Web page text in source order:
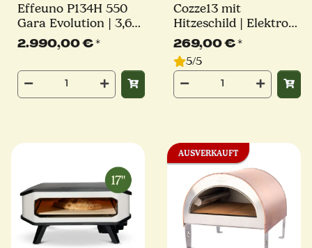
Effeuno P134H 550
Gara Evolution | 3,6
kW | inkl. 1x Effeuno
Stein und 1x Saputo
Biscotto | Elektro
Pizzaofen
2.990,00 €*
Cozze13 mit
Hitzeschild | Elektro
Pizzaofen | Millarco
269,00 €*
5/5
AUSVERKAUFT